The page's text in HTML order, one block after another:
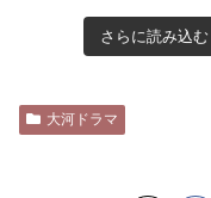
さらに読み込む
大河ドラマ